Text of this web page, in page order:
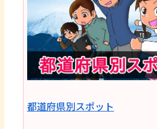
都道府県別スポット